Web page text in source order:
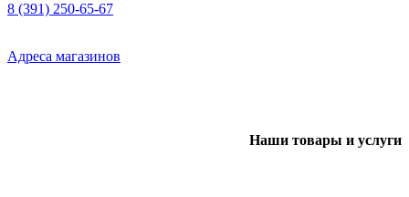
8 (391) 250-65-67
Адреса магазинов
Наши товары и услуги